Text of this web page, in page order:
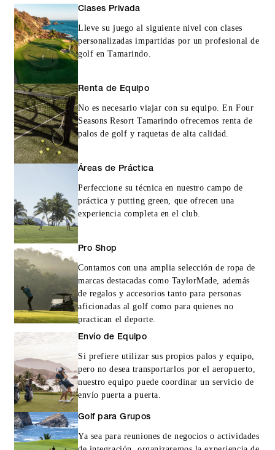
Clases Privada
Lleve su juego al siguiente nivel con clases
personalizadas impartidas por un profesional de
golf en Tamarindo.
Renta de Equipo
No es necesario viajar con su equipo. En Four
Seasons Resort Tamarindo ofrecemos renta de
palos de golf y raquetas de alta calidad.
Áreas de Práctica
Perfeccione su técnica en nuestro campo de
práctica y putting green, que ofrecen una
experiencia completa en el club.
Pro Shop
Contamos con una amplia selección de ropa de
marcas destacadas como TaylorMade, además
de regalos y accesorios tanto para personas
aficionadas al golf como para quienes no
practican el deporte.
Envío de Equipo
Si prefiere utilizar sus propios palos y equipo,
pero no desea transportarlos por el aeropuerto,
nuestro equipo puede coordinar un servicio de
envío puerta a puerta.
Golf para Grupos
Ya sea para reuniones de negocios o actividades